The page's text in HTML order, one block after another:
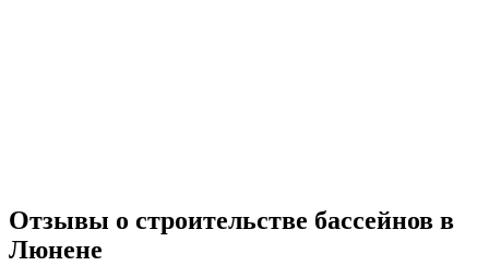
Отзывы о строительстве бассейнов в
Люнене